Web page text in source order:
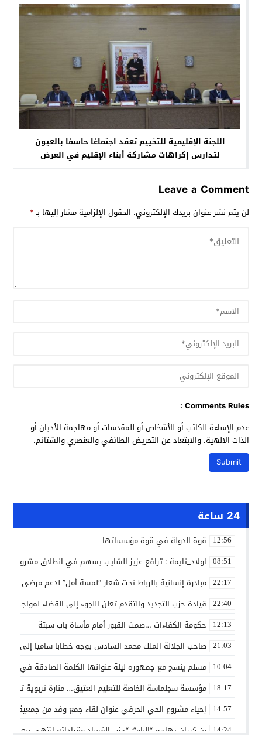
اللجنة الإقليمية للتخييم تعقد اجتماعًا حاسمًا بالعيون
لتدارس إكراهات مشاركة أبناء الإقليم في العرض
Leave a Comment
لن يتم نشر عنوان بريدك الإلكتروني. الحقول الإلزامية مشار إليها بـ*
Comments Rules :
عدم الإساءة للكاتب أو للأشخاص أو للمقدسات أو مهاجمة الأديان أو
الذات الالهية. والابتعاد عن التحريض الطائفي والعنصري والشتائم.
24 ساعة
12:56 قوة الدولة في قوة مؤسساتها
08:51 اولاد_تايمة : ترافع عزيز الشايب يسهم في انطلاق مشروع
22:17 مبادرة إنسانية بالرباط تحت شعار “لمسة أمل” لدعم مرضى
22:40 قيادة حزب التجديد والتقدم تعلن اللجوء إلى القضاء لمواجهة
12:13 حكومة الكفاءات …صمت القبور أمام مأساة باب سبتة
21:03 صاحب الجلالة الملك محمد السادس يوجه خطابا ساميا إلى
10:04 مسلم ينسج مع جمهوره ليلة عنوانها الكلمة الصادقة في
18:17 مؤسسة سجلماسة الخاصة للتعليم العتيق… منارة تربوية تجمع
14:57 إحياء مشروع الحي الحرفي عنوان لقاء جمع وفد من جمعية
14:24 بن كيران يهاجم “البام”: “حزب الفساد وقياداته انتهى